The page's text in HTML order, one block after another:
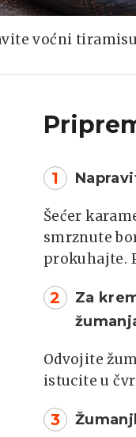
voćni tiramisu
1
Šećer
smrznute
prokuhajte.
2
Za
Odvojite
istucite u
3